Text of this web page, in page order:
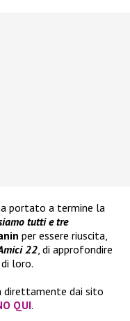
portato a termine la
tutti e tre
per essere riuscita,
22, di approfondire
loro.
direttamente dai sito
QUI.